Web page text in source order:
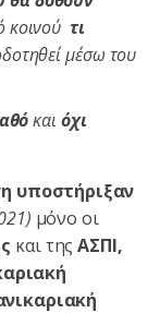
κοινούτι
μέσω του
και όχι
υποστήριξαν
μόνο οι
και τηςΑΣΠΙ,